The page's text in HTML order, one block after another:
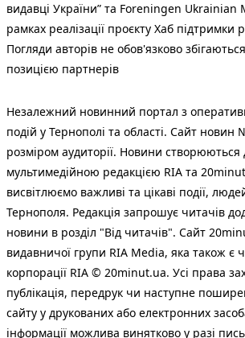
видавці України” та Foreningen
рамках реалізації проєкту Хаб підтримки
Погляди авторів не обов'язково
позицією партнерів
Незалежний новинний портал з
подій у Тернополі та області. Сайт новин
розміром аудиторії. Новини створюються
мультимедійною редакцією RIA та
висвітлюємо важливі та цікаві події,
Тернополя. Редакція запрошує читачів
новини в розділ "Від читачів". Сайт
видавничої групи RIA Media, яка також є
корпорації RIA © 20minut.ua. Усі права
публiкацiя, передрук чи наступне
сайту у друкованих або електронних
інформації можлива винятково у разі